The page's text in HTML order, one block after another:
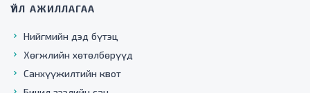
ҮЙЛ АЖИЛЛАГАА
Нийгмийн дэд бүтэц
Хөгжлийн хөтөлбөрүүд
Санхүүжилтийн квот